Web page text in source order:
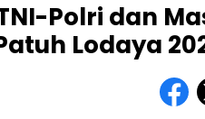
Polri dan
Lodaya